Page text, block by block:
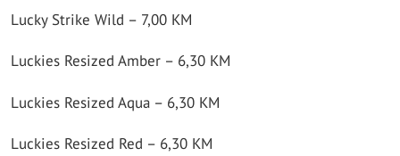
Lucky Strike Wild – 7,00 KM
Luckies Resized Amber – 6,30 KM
Luckies Resized Aqua – 6,30 KM
Luckies Resized Red – 6,30 KM